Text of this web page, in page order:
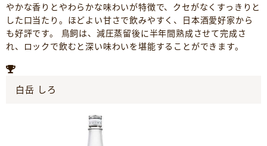
やかな香りとやわらかな味わいが特徴で、クセがなくすっきりと
した口当たり。ほどよい甘さで飲みやすく、日本酒愛好家から
も好評です。 鳥飼は、減圧蒸留後に半年間熟成させて完成さ
れ、ロックで飲むと深い味わいを堪能することができます。
白岳 しろ